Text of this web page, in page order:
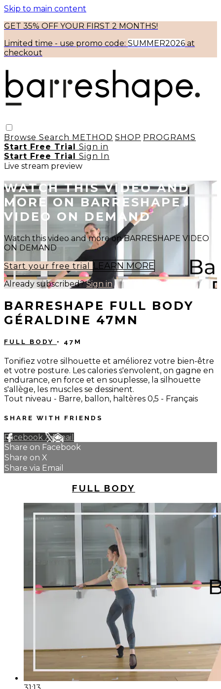
Skip to main content
GET 35% OFF YOUR FIRST 2 MONTHS!
Limited time - use promo code: SUMMER2026 at
checkout
Browse Search METHOD SHOP PROGRAMS
Start Free Trial Sign in
Start Free Trial Sign In
Live stream preview
WATCH THIS VIDEO AND
MORE ON BARRESHAPE
VIDEO ON DEMAND
Watch this video and more on BARRESHAPE VIDEO
ON DEMAND
Start your free trial LEARN MORE
Already subscribed?Sign in
BARRESHAPE FULL BODY
GÉRALDINE 47MN
FULL BODY • 47M
Tonifiez votre silhouette et améliorez votre bien-être
et votre posture. Les calories s'envolent, on gagne en
endurance, en force et en souplesse, la silhouette
s'allège, les muscles se dessinent.
Tout niveau - Barre, ballon, haltères 0,5 - Français
SHARE WITH FRIENDS
Facebook XEmail
Share on Facebook
Share on X
Share via Email
FULL BODY